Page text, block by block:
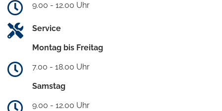
9.00 - 12.00 Uhr
Service
Montag bis Freitag
7.00 - 18.00 Uhr
Samstag
9.00 - 12.00 Uhr